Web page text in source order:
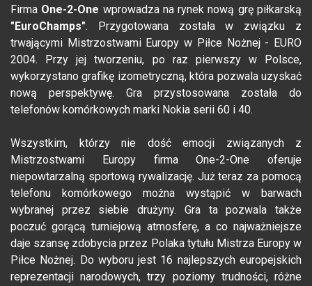
Firma One-2-One wprowadza na rynek nową grę piłkarską
"EuroChamps". Przygotowana została w związku z
trwającymi Mistrzostwami Europy w Piłce Nożnej - EURO
2004. Przy jej tworzeniu, po raz pierwszy w Polsce,
wykorzystano grafikę izometryczną, która pozwala uzyskać
nową perspektywę. Gra przystosowana została do
telefonów komórkowych marki Nokia serii 60 i 40.
Wszystkim, którzy nie dość emocji związanych z
Mistrzostwami Europy firma One-2-One oferuje
niepowtarzalną sportową rywalizację. Już teraz za pomocą
telefonu komórkowego można wystąpić w barwach
wybranej przez siebie drużyny. Gra ta pozwala także
poczuć gorącą turniejową atmosferę, a co najważniejsze
daje szansę zdobycia przez Polaka tytułu Mistrza Europy w
Piłce Nożnej. Do wyboru jest 16 najlepszych europejskich
reprezentacji narodowych, trzy poziomy trudności, różne